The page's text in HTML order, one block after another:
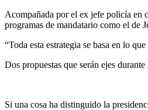
Acompañada por el ex jefe policía en
programas de mandatario como el de
“Toda esta estrategia se basa en lo
Dos propuestas que serán ejes
Si una cosa ha distinguido la